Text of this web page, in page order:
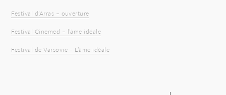
Festival d’Arras – ouverture
Festival Cinemed – l’âme idéale
Festival de Varsovie – L’âme idéale